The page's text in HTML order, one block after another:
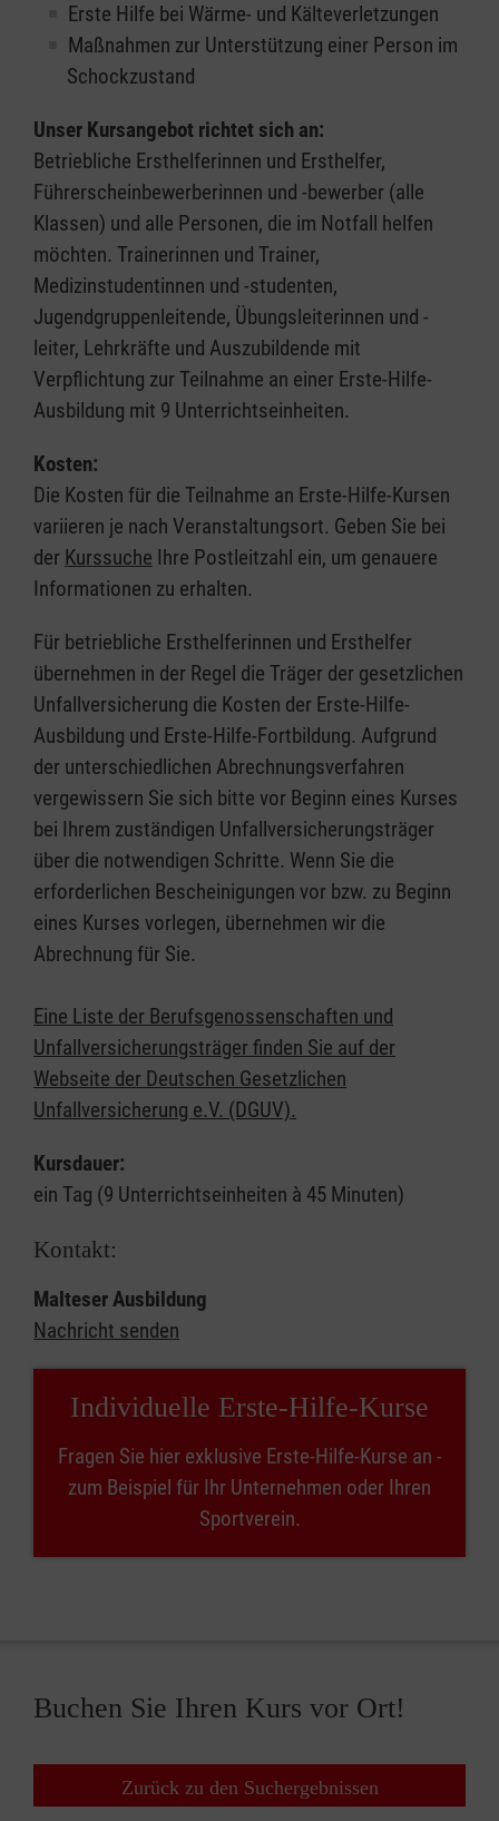
Erste Hilfe bei Wärme- und Kälteverletzungen
Maßnahmen zur Unterstützung einer Person im
Schockzustand
Unser Kursangebot richtet sich an:
Betriebliche Ersthelferinnen und Ersthelfer,
Führerscheinbewerberinnen und -bewerber (alle
Klassen) und alle Personen, die im Notfall helfen
möchten. Trainerinnen und Trainer,
Medizinstudentinnen und -studenten,
Jugendgruppenleitende, Übungsleiterinnen und -
leiter, Lehrkräfte und Auszubildende mit
Verpflichtung zur Teilnahme an einer Erste-Hilfe-
Ausbildung mit 9 Unterrichtseinheiten.
Kosten:
Die Kosten für die Teilnahme an Erste-Hilfe-Kursen
variieren je nach Veranstaltungsort. Geben Sie bei
der Kurssuche Ihre Postleitzahl ein, um genauere
Informationen zu erhalten.
Für betriebliche Ersthelferinnen und Ersthelfer
übernehmen in der Regel die Träger der gesetzlichen
Unfallversicherung die Kosten der Erste-Hilfe-
Ausbildung und Erste-Hilfe-Fortbildung. Aufgrund
der unterschiedlichen Abrechnungsverfahren
vergewissern Sie sich bitte vor Beginn eines Kurses
bei Ihrem zuständigen Unfallversicherungsträger
über die notwendigen Schritte. Wenn Sie die
erforderlichen Bescheinigungen vor bzw. zu Beginn
eines Kurses vorlegen, übernehmen wir die
Abrechnung für Sie.
Eine Liste der Berufsgenossenschaften und
Unfallversicherungsträger finden Sie auf der
Webseite der Deutschen Gesetzlichen
Unfallversicherung e.V. (DGUV).
Kursdauer:
ein Tag (9 Unterrichtseinheiten à 45 Minuten)
Kontakt:
Malteser Ausbildung
Nachricht senden
Individuelle Erste-Hilfe-Kurse
Fragen Sie hier exklusive Erste-Hilfe-Kurse an -
zum Beispiel für Ihr Unternehmen oder Ihren
Sportverein.
Buchen Sie Ihren Kurs vor Ort!
Zurück zu den Suchergebnissen